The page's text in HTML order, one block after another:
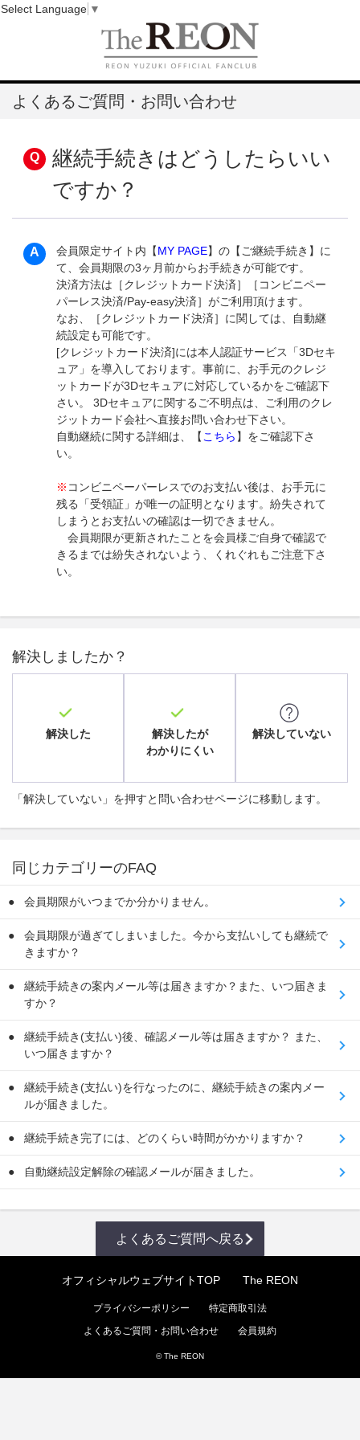
よくあるご質問・お問い合わせ
継続手続きはどうしたらいい
ですか？
会員限定サイト内【MY PAGE】の【ご継続手続き】に
て、会員期限の3ヶ月前からお手続きが可能です。
決済方法は［クレジットカード決済］［コンビニペー
パーレス決済/Pay-easy決済］がご利用頂けます。
なお、［クレジットカード決済］に関しては、自動継
続設定も可能です。
[クレジットカード決済]には本人認証サービス「3Dセキ
ュア」を導入しております。事前に、お手元のクレジ
ットカードが3Dセキュアに対応しているかをご確認下
さい。 3Dセキュアに関するご不明点は、ご利用のクレ
ジットカード会社へ直接お問い合わせ下さい。
自動継続に関する詳細は、【 こちら 】をご確認下さ
い。
※ コンビニペーパーレスでのお支払い後は、お手元に
残る「受領証」が唯一の証明となります。紛失されて
しまうとお支払いの確認は一切できません。
会員期限が更新されたことを会員様ご自身で確認で
きるまでは紛失されないよう、くれぐれもご注意下さ
い。
解決しましたか？
解決した
解決したが
わかりにくい
解決していない
「解決していない」を押すと問い合わせページに移動します。
同じカテゴリーのFAQ
会員期限がいつまでか分かりません。
会員期限が過ぎてしまいました。今から支払いしても継続で
きますか？
継続手続きの案内メール等は届きますか？また、いつ届きま
すか？
継続手続き(支払い)後、確認メール等は届きますか？ また、
いつ届きますか？
継続手続き(支払い)を行なったのに、継続手続きの案内メー
ルが届きました。
継続手続き完了には、どのくらい時間がかかりますか？
自動継続設定解除の確認メールが届きました。
よくあるご質問へ戻る
オフィシャルウェブサイトTOP The REON
プライバシーポリシー
特定商取引法
よくあるご質問・お問い合わせ
会員規約
© The REON
Select Language ▼